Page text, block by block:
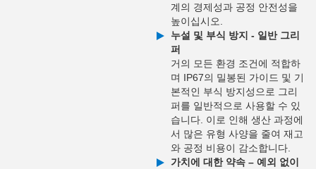
계의 경제성과 공정 안전성을
높이십시오.
누설 및 부식 방지 - 일반 그리
퍼
거의 모든 환경 조건에 적합하
며 IP67의 밀봉된 가이드 및 기
본적인 부식 방지성으로 그리
퍼를 일반적으로 사용할 수 있
습니다. 이로 인해 생산 과정에
서 많은 유형 사양을 줄여 재고
와 공정 비용이 감소합니다.
가치에 대한 약속 – 예외 없이